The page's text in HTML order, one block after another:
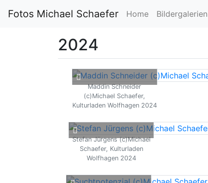
Fotos Michael Schaefer Home Bildergalerien
2024
Maddin Schneider
(c)Michael Schaefer,
Kulturladen Wolfhagen 2024
Stefan Jürgens (c)Michael
Schaefer, Kulturladen
Wolfhagen 2024